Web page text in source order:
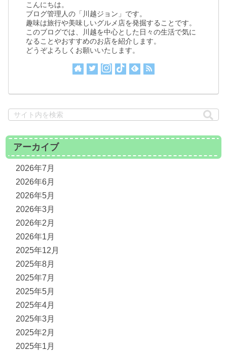
こんにちは。
ブログ管理人の「川越ジョン」です。
趣味は旅行や美味しいグルメ店を発掘することです。
このブログでは、川越を中心とした日々の生活で気に
なることやおすすめのお店を紹介します。
どうぞよろしくお願いいたします。
アーカイブ
2026年7月
2026年6月
2026年5月
2026年3月
2026年2月
2026年1月
2025年12月
2025年8月
2025年7月
2025年5月
2025年4月
2025年3月
2025年2月
2025年1月